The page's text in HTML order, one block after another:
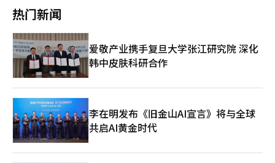
不回流给开发者，产业的可持续性将无法保证。政治界也计划将现
表示，法律的作用是为AI转型成为劳动者和产业的机会制定适当的
竞争规则。2026年，游戏产业将成为AI投资实际成果验证的重要
一年。提前设计AI与劳动共存的未来模式将成为韩国游戏产业全球
竞争力的关键变量。※ 本报道经人工智能（AI）系统翻译与编辑。
封法实施后，母公司作为劳资谈判当事人的可能性增加，分拆或出
就业继承问题或业务结构变更过程中，如何设计工人保护措施成为
企业管理的主要课题。然而，有人担心此次法律修订可能成为快速
变化的IT产业特性下，企业结构调整和投资决策的负担因素。企业
需要根据市场情况迅速重组业务的自主性可能受到限制。相反，劳
工界认为，稳定的就业结构长期来看也有助于企业竞争力。平台产
业中熟练人力的经验和技术积累很重要，短期成本节约为中心的就
业战略在可持续增长上存在局限。黄信封法实施后，围绕母公司责
任的劳资矛盾可能扩展到整个IT行业。卡卡和谷歌等主要平台企业
如何重新定义与子公司和合作公司工人的关系，将对未来IT产业的
劳资结构产生不小的影响。※ 本报道经人工智能（AI）系统翻译与
编辑。
School’员工自愿离职，并发出经营调整通知。李会长批评此
举“前后不一致”，并表示“在表明对话意愿后立即启动裁员程序
难以理解”。公司则表示，“这是业务重组过程中不可避免的经营
判断”。◆ 84%股份持有…“法人不同干预有限” vs “实质控
制”关于母公司责任范围的争论也在加剧。NHN持有NHN Edu约
84%的股份，是最大股东。但总部坚持“由于法人不同，难以直接
干预人事和就业问题”。工会反驳称，“在业务缩减和人员调整时
行使控制权，却以法人不同为由推卸就业责任”。尤其是集团合并
财务报表中反映了子公司业绩，认为经营成果共享的同时，就业问
题也应在责任范围内。‘合并收益’与‘独立就业责任’之间的差
距成为此次事件的核心争议。此次冲突的背景是NHN集团整体的业
务重组。自2023年以来，NHN一直在围绕游戏、支付、云计算等
核心业务重组其投资组合。逐步清理盈利能力低或战略优先级低的
热门新闻
爱敬产业携手复旦大学张江研究院 深化
韩中皮肤科研合作
李在明发布《旧金山AI宣言》将与全球
共启AI黄金时代